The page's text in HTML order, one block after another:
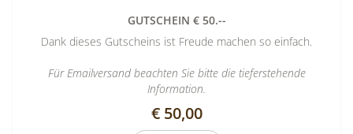
GUTSCHEIN € 50.--
Dank dieses Gutscheins ist Freude machen so einfach.
Für Emailversand beachten Sie bitte die tieferstehende
Information.
€ 50,00